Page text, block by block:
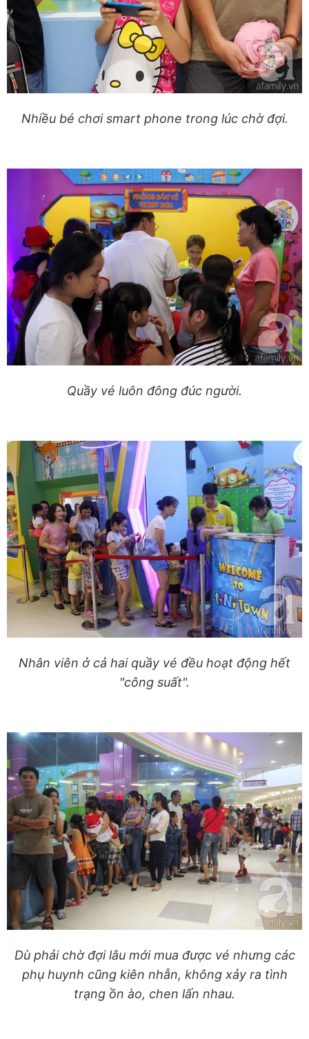
Nhiều bé chơi smart phone trong lúc chờ đợi.
Quầy vé luôn đông đúc người.
Nhân viên ở cả hai quầy vé đều hoạt động hết
"công suất".
Dù phải chờ đợi lâu mới mua được vé nhưng các
phụ huynh cũng kiên nhẫn, không xảy ra tình
trạng ồn ào, chen lấn nhau.